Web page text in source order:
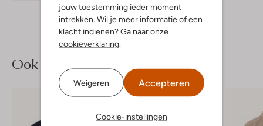
jouw toestemming ieder moment
intrekken. Wil je meer informatie of een
klacht indienen? Ga naar onze
cookieverklaring.
Weigeren Accepteren
Cookie-instellingen
Ook iets voor jou?